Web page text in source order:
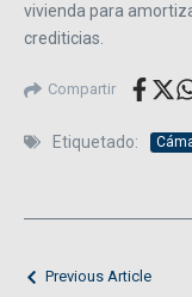
vivienda para
crediticias.
Compartir
Etiquetado:
Previous Article